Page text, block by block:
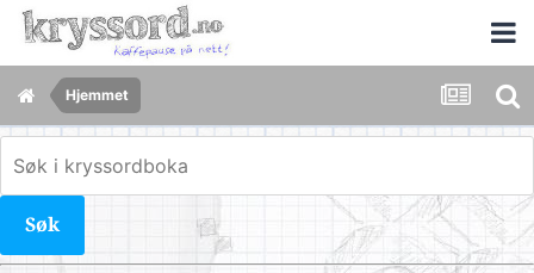
Hjemmet
Søk